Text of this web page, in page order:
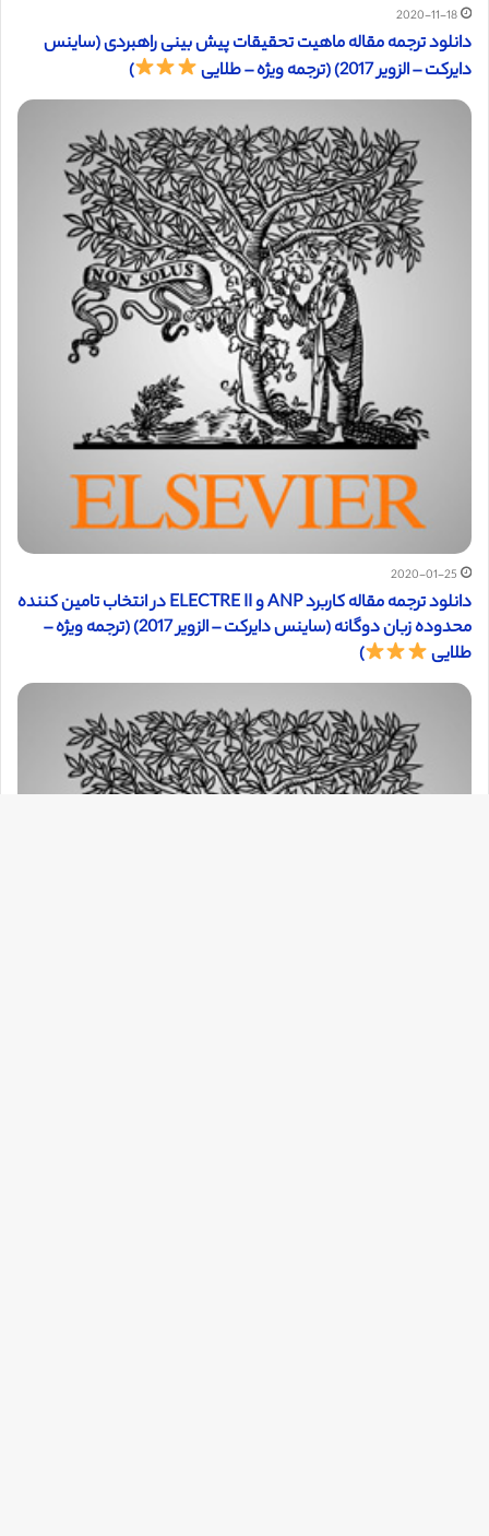
2020-11-18
دانلود ترجمه مقاله ماهیت تحقیقات پیش بینی راهبردی (ساینس
دایرکت – الزویر 2017) (ترجمه ویژه – طلایی
)
2020-01-25
دانلود ترجمه مقاله کاربرد ANP و ELECTRE II در انتخاب تامین کننده
محدوده زبان دوگانه (ساینس دایرکت – الزویر 2017) (ترجمه ویژه –
طلایی
)